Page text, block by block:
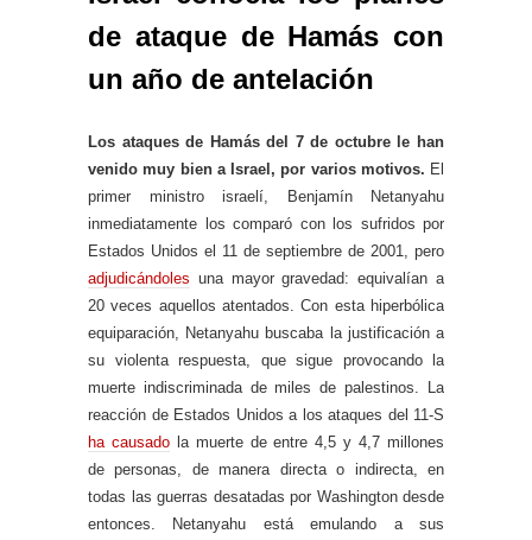
de ataque de Hamás con
un año de antelación
Los ataques de Hamás del 7 de octubre le han
venido muy bien a Israel, por varios motivos. El
primer ministro israelí, Benjamín Netanyahu
inmediatamente los comparó con los sufridos por
Estados Unidos el 11 de septiembre de 2001, pero
adjudicándoles una mayor gravedad: equivalían a
20 veces aquellos atentados. Con esta hiperbólica
equiparación, Netanyahu buscaba la justificación a
su violenta respuesta, que sigue provocando la
muerte indiscriminada de miles de palestinos. La
reacción de Estados Unidos a los ataques del 11-S
ha causadola muerte de entre 4,5 y 4,7 millones
de personas, de manera directa o indirecta, en
todas las guerras desatadas por Washington desde
entonces. Netanyahu está emulando a sus